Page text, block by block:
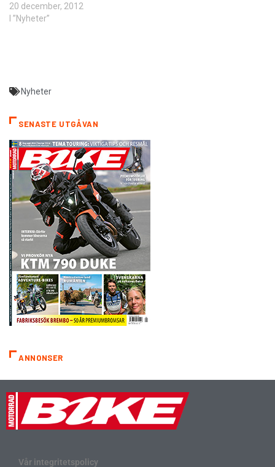
20 december, 2012
I ”Nyheter”
Nyheter
SENASTE UTGÅVAN
ANNONSER
Vår integritetspolicy